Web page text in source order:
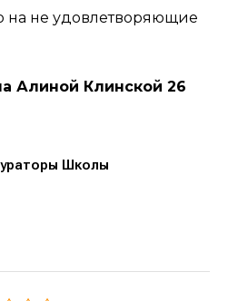
на не удовлетворяющие
Алиной Клинской 26
Школы